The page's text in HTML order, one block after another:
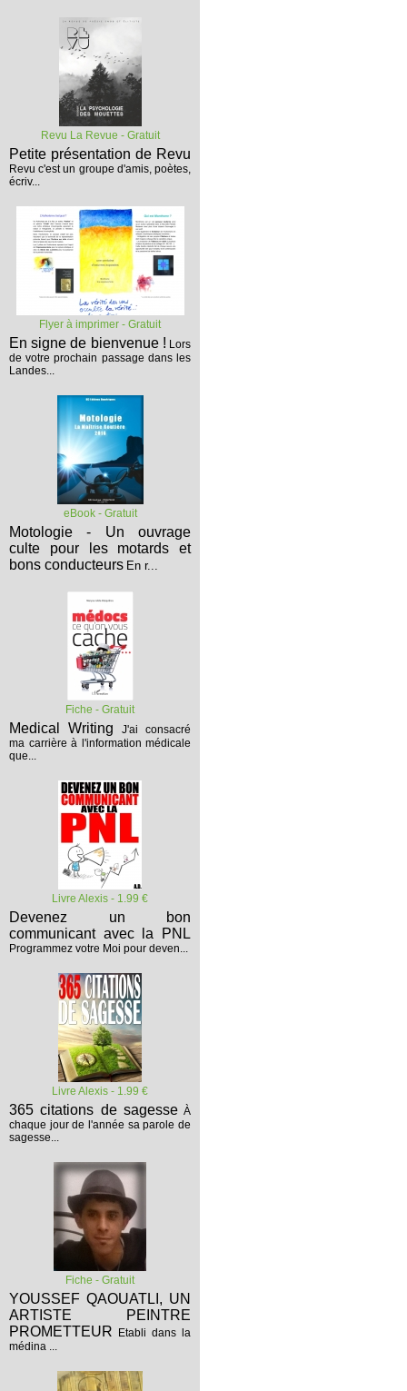
Revu La Revue - Gratuit
Petite présentation de Revu
Revu c'est un groupe d'amis, poètes,
écriv...
Flyer à imprimer - Gratuit
En signe de bienvenue ! Lors
de votre prochain passage dans les
Landes...
eBook - Gratuit
Motologie - Un ouvrage
culte pour les motards et
bons conducteurs En r...
Fiche - Gratuit
Medical Writing
J'ai consacré
ma carrière à l'information médicale
que...
Livre Alexis - 1.99 €
Devenez un bon
communicant avec la PNL
Programmez votre Moi pour deven...
Livre Alexis - 1.99 €
365 citations de sagesse À
chaque jour de l'année sa parole de
sagesse...
Fiche - Gratuit
YOUSSEF QAOUATLI, UN
ARTISTE PEINTRE
PROMETTEUR
Etabli dans la
médina ...